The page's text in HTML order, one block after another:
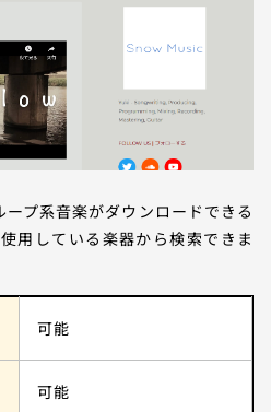
プ系音楽がダウンロードできる
用している楽器から検索できま
可能
可能